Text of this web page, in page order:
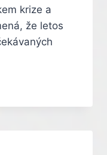
krize a
že letos